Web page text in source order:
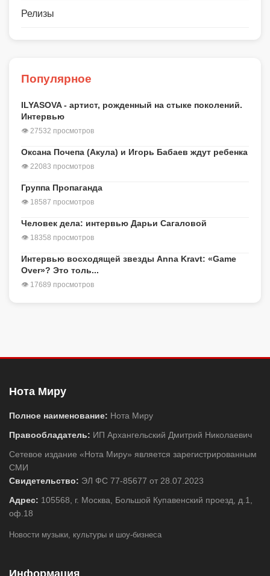
Релизы
Популярное
ILYASOVA - артист, рожденный на стыке поколений.
Интервью
👁 27532 просмотров
Оксана Почепа (Акула) и Игорь Бабаев ждут ребенка
👁 22083 просмотров
Группа Пропаганда
👁 18587 просмотров
Человек дела: интервью Дарьи Сагаловой
👁 18358 просмотров
Интервью восходящей звезды Anna Kravt: «Game
Over»? Это толь...
👁 17689 просмотров
Нота Миру
Полное наименование: Нота Миру
Правообладатель: ИП Архангельский Дмитрий Николаевич
Сетевое издание «Нота Миру» является зарегистрированным
СМИ
Свидетельство: ЭЛ ФС 77-85677 от 28.07.2023
Адрес: 105568, г. Москва, Большой Купавенский проезд, д.1,
оф.18
Новости музыки, культуры и шоу-бизнеса
Информация